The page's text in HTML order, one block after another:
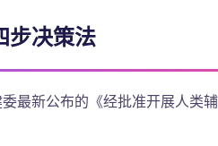
步决策法
最新公布的《经批准开展人类